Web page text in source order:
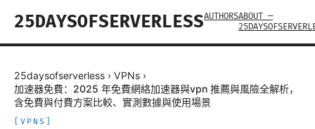
25DAYSOFSERVERLESSAUTHORSABOUT —
25daysofserverless › VPNs ›
加速器免費：2025 年免費網絡加速器與vpn 推薦與風險全解析，
含免費與付費方案比較、實測數據與使用場景
VPNS